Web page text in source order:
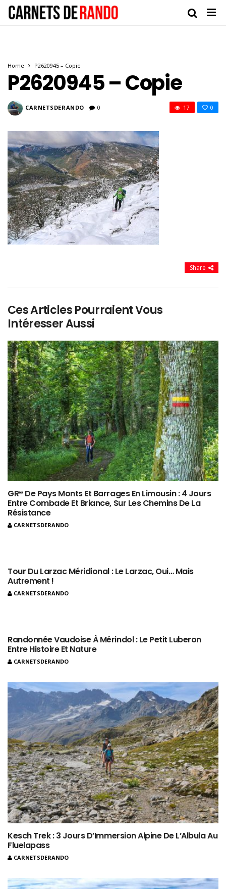
Home P2620945 – Copie
P2620945 – Copie
CARNETSDERANDO 0 0
17
Share
Ces Articles Pourraient Vous
Intéresser Aussi
GR® De Pays Monts Et Barrages En Limousin : 4 Jours
Entre Combade Et Briance, Sur Les Chemins De La
Résistance
CARNETSDERANDO
Tour Du Larzac Méridional : Le Larzac, Oui… Mais
Autrement !
CARNETSDERANDO
Randonnée Vaudoise À Mérindol : Le Petit Luberon
Entre Histoire Et Nature
CARNETSDERANDO
Kesch Trek : 3 Jours D’Immersion Alpine De L’Albula Au
Fluelapass
CARNETSDERANDO